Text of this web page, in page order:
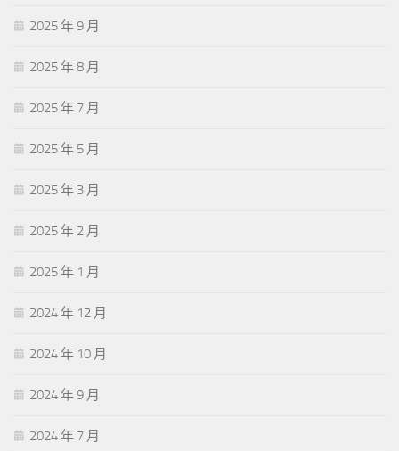
2025 年 9 月
2025 年 8 月
2025 年 7 月
2025 年 5 月
2025 年 3 月
2025 年 2 月
2025 年 1 月
2024 年 12 月
2024 年 10 月
2024 年 9 月
2024 年 7 月